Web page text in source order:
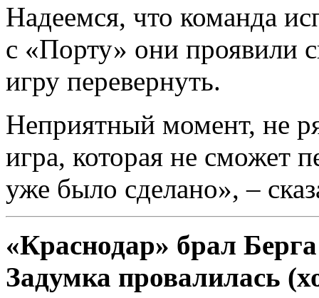
Надеемся, что команда
с «Порту» они проявили
игру перевернуть.
Неприятный момент, не
игра, которая не сможет
уже было сделано», –
«Краснодар» брал
Задумка провалилась